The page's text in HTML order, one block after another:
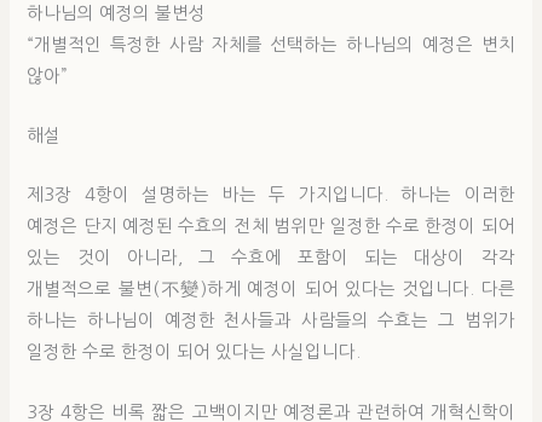
하나님의 예정의 불변성
“개별적인 특정한 사람 자체를 선택하는 하나님의 예정은 변치
않아”
해설
제3장 4항이 설명하는 바는 두 가지입니다. 하나는 이러한
예정은 단지 예정된 수효의 전체 범위만 일정한 수로 한정이 되어
있는 것이 아니라, 그 수효에 포함이 되는 대상이 각각
개별적으로 불변(不變)하게 예정이 되어 있다는 것입니다. 다른
하나는 하나님이 예정한 천사들과 사람들의 수효는 그 범위가
일정한 수로 한정이 되어 있다는 사실입니다.
3장 4항은 비록 짧은 고백이지만 예정론과 관련하여 개혁신학이